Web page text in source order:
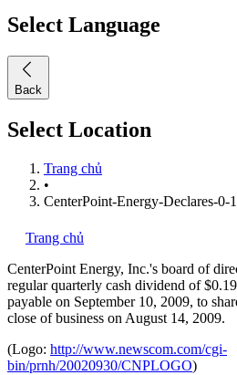
Select Language
Back
Select Location
Trang chủ
•
CenterPoint-Energy-Declares-
Trang chủ
CenterPoint Energy, Inc.'s board of
regular quarterly cash dividend of
payable on September 10, 2009, to
close of business on August 14, 2009.
(Logo: http://www.newscom.com/cgi-
bin/prnh/20020930/CNPLOGO)